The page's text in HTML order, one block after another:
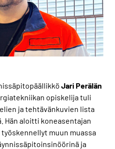
JariPerälän
opiskelija tuli
ja tehtävänkuvien lista
Hän aloitti koneasentajan
muun muassa
ja